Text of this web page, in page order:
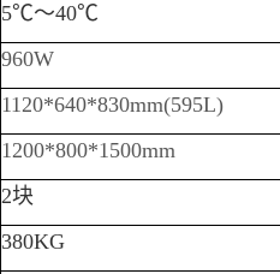
5℃～40℃
960W
1120*640*830mm(595L)
1200*800*1500mm
2块
380KG